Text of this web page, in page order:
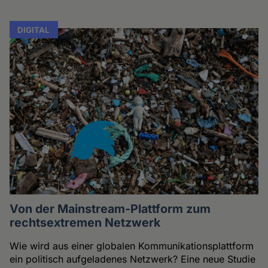
DIGITAL
Von der Mainstream-Plattform zum
rechtsextremen Netzwerk
Wie wird aus einer globalen Kommunikationsplattform
ein politisch aufgeladenes Netzwerk? Eine neue Studie